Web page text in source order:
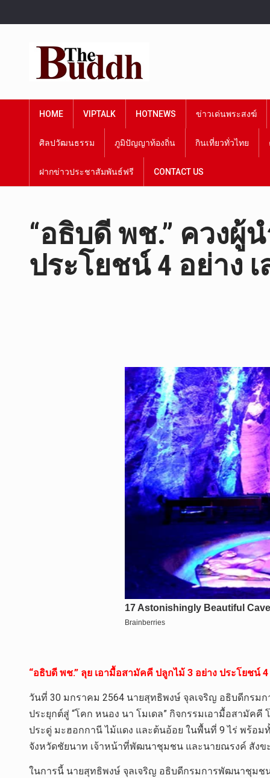
HOME VIPTALK HOTNEWS ข่าวเด่นพระสงฆ์
ศิลปวัฒนธรรม ภูมิปัญญาท้องถิ่น กินเที่ยวทั่วไทย
ฝากข่าวประชาสัมพันธ์ฟรี CONTACT US
“อธิบดี พช.” ควงผู้
ประโยชน์ 4 อย่าง
“อธิบดี พช.” ลุย เอามื้อสามัคคี ปลูกไม้ 3 อย่าง ประโยช
วันที่ 30 มกราคม 2564 นายสุทธิพงษ์ จุลเจริญ อธิบดีก
ประยุกต์สู่ “โคก หนอง นา โมเดล” กิจกรรมเอามื้อสามัค
ประดู่ มะฮอกกานี ไม้แดง และต้นอ้อย ในพื้นที่ 9 ไร่ พร้อ
จังหวัดชัยนาท เจ้าหน้าที่พัฒนาชุมชน และนายณรงค์ สัง
ในการนี้ นายสุทธิพงษ์ จุลเจริญ อธิบดีกรมการพัฒนาชุม